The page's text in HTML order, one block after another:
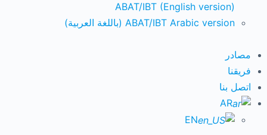
ABAT/IBT (English version)
ABAT/IBT Arabic version (باللغة العربية)
مصادر
فريقنا
اتصل بنا
AR
EN